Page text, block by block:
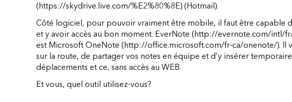
(https://skydrive.live.com/%E2%80%8E) (Hotmail).
Côté logiciel, pour pouvoir vraiment être mobile, il faut être capable
et y avoir accès au bon moment. EverNote (http://evernote.com/intl/
est Microsoft OneNote (http://office.microsoft.com/fr-ca/onenote/). Il
sur la route, de partager vos notes en équipe et d’y insérer
déplacements et ce, sans accès au WEB.
Et vous, quel outil utilisez-vous?